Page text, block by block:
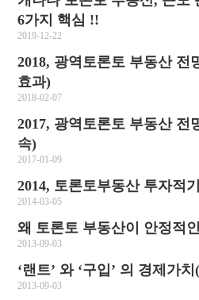
6가지 핵심 !!
2019-12-22
2018, 광역토론토 부동산 전
효과)
2018-02-07
2017, 광역토론토 부동산 전
속)
2017-01-09
2014, 토론토부동산 투자적
2014-03-05
왜 토론토 부동산이 안정적
2013-09-03
‘랜트’ 와 ‘구입’ 의 경제가
2013-09-03